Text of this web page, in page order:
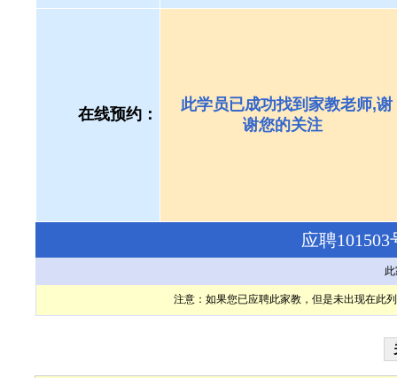
在线预约：
此学员已成功找到家教老师,谢
谢您的关注
应聘
注意：如果您已应聘此家教，但是未出现在此